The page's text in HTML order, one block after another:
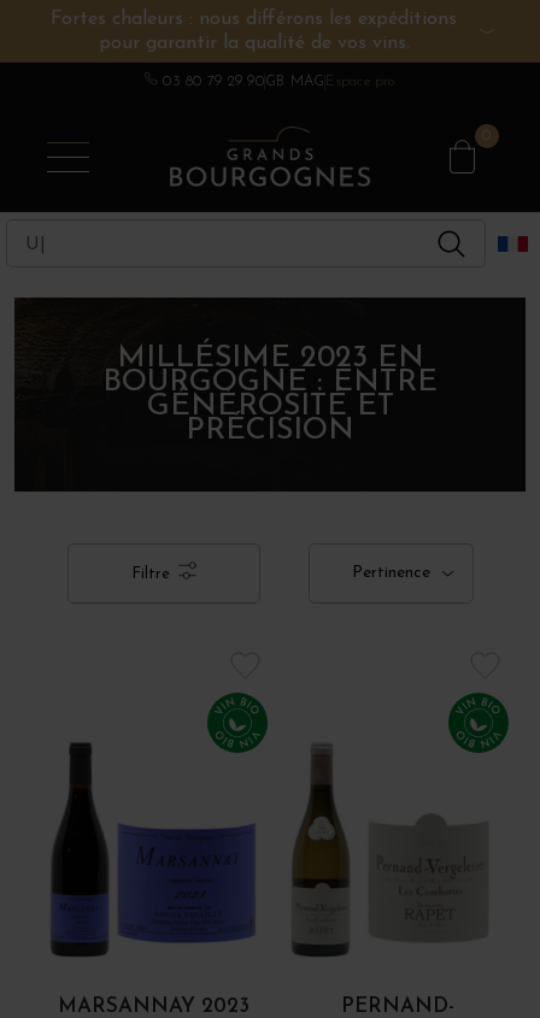
Fortes chaleurs : nous différons les expéditions
pour garantir la qualité de vos vins.
03 80 79 29 90GB MAG Espace pro
0
VINS DE BOURGOGNE
CHAMPAGNE
AUTRES RÉGIONS
SPIRITUEUX
DOMAINES
MILLÉSIME 2023 EN
BOURGOGNE : ENTRE
GÉNÉROSITÉ ET
PRÉCISION
Filtre Pertinence
MARSANNAY 2023
PERNAND-